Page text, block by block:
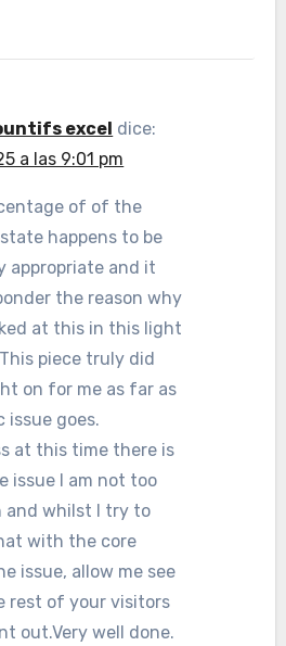
excel dice:
a las 9:01 pm
of of the
happens to be
appropriate and it
the reason why
at this in this light
piece truly did
on for me as far as
issue goes.
at this time there is
issue I am not too
and whilst I try to
with the core
issue, allow me see
rest of your visitors
out.Very well done.